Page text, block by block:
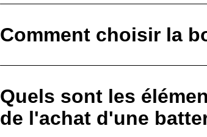
Comment choisir la
Quels sont les
de l'achat d'une